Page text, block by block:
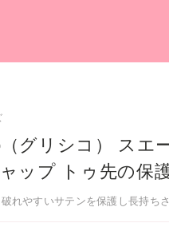
グリシコ） スエ
ップ トゥ先の保
れやすいサテンを保護し長持ち